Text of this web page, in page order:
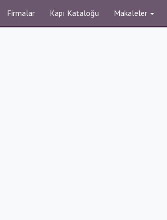
Firmalar Kapı Kataloğu Makaleler